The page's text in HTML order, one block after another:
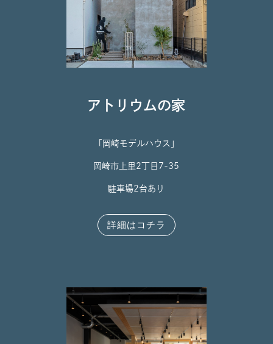
アトリウムの家
「岡崎モデルハウス」
岡崎市上里2丁目7-35
駐車場2台あり
詳細はコチラ